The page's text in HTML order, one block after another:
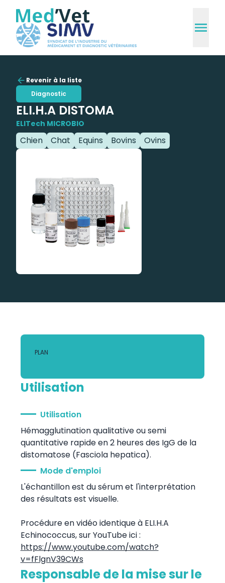
Revenir à la liste
Diagnostic
ELI.H.A DISTOMA
ELITech MICROBIO
Chien Chat Equins Bovins Ovins
Utilisation
Utilisation
Hémagglutination qualitative ou semi
quantitative rapide en 2 heures des IgG de la
distomatose (Fasciola hepatica).
Mode d'emploi
L'échantillon est du sérum et l'interprétation
des résultats est visuelle.
Procédure en vidéo identique à ELI.H.A
Echinococcus, sur YouTube ici :
https://www.youtube.com/watch?
v=fFlgnV39CWs
Responsable de la mise sur le
PLAN